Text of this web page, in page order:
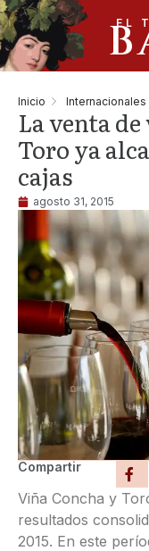
EL
Inicio Internacionales
La venta
Toro ya
cajas
agosto 31, 2015
Compartir
Viña Concha y
resultados
2015. En este